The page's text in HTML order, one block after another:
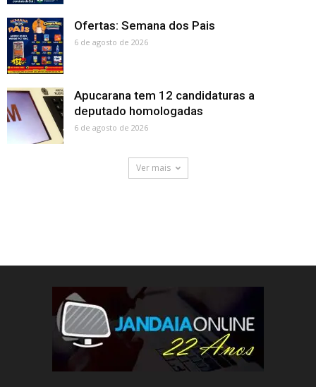
Ofertas: Semana dos Pais
6 de agosto de 2026
Apucarana tem 12 candidaturas a
deputado homologadas
6 de agosto de 2026
Ver mais